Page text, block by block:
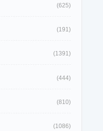
(625)
(191)
(1391)
(444)
(810)
(1086)